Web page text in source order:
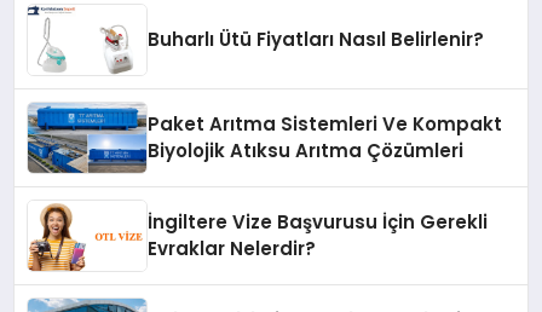
Buharlı Ütü Fiyatları Nasıl Belirlenir?
Paket Arıtma Sistemleri Ve Kompakt
Biyolojik Atıksu Arıtma Çözümleri
İngiltere Vize Başvurusu İçin Gerekli
Evraklar Nelerdir?